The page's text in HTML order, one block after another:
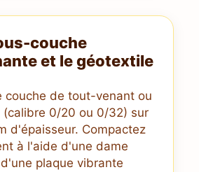
couche
et le géotextile
couche de tout-venant ou
(calibre 0/20 ou 0/32) sur
d'épaisseur. Compactez
à l'aide d'une dame
plaque vibrante